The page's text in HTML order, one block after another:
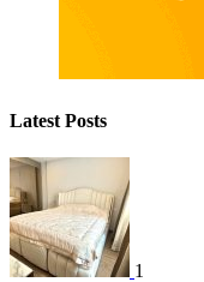
Latest Posts
1